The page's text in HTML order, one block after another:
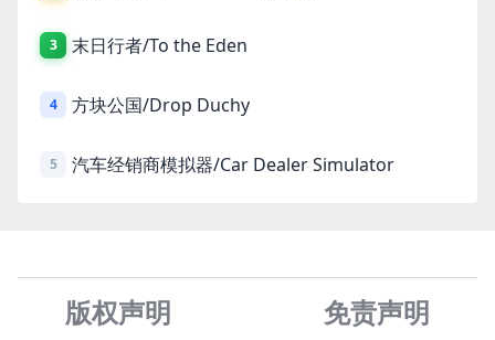
3 末日行者/To the Eden
4 方块公国/Drop Duchy
5 汽车经销商模拟器/Car Dealer Simulator
版权声明 免责声明